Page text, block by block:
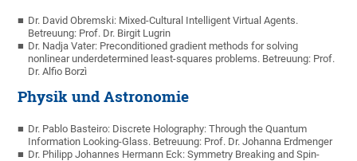
Dr. David Obremski: Mixed-Cultural Intelligent Virtual Agents.
Betreuung: Prof. Dr. Birgit Lugrin
Dr. Nadja Vater: Preconditioned gradient methods for solving
nonlinear underdetermined least-squares problems. Betreuung: Prof.
Dr. Alfio Borzì
Physik und Astronomie
Dr. Pablo Basteiro: Discrete Holography: Through the Quantum
Information Looking-Glass. Betreuung: Prof. Dr. Johanna Erdmenger
Dr. Philipp Johannes Hermann Eck: Symmetry Breaking and Spin-